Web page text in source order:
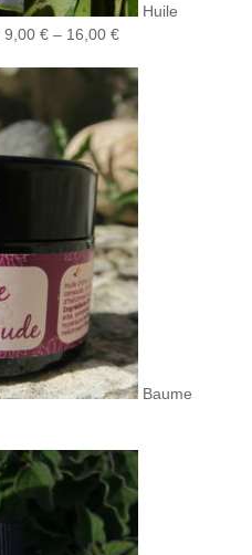
Huile
9,00 €– 16,00 €
Baume